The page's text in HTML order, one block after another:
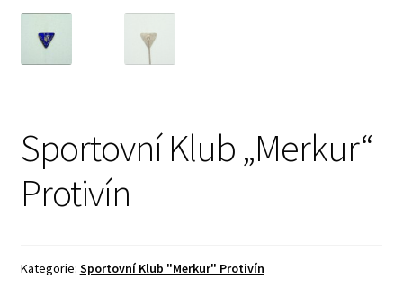
Sportovní Klub „Merkur“
Protivín
Kategorie: Sportovní Klub "Merkur" Protivín